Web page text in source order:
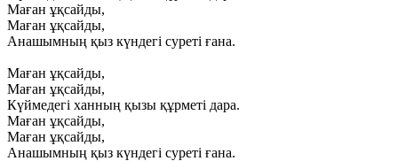
Маған ұқсайды,
Маған ұқсайды,
Анашымның қыз күндегі суреті ғана.
Маған ұқсайды,
Маған ұқсайды,
Күймедегі ханның қызы құрметі дара.
Маған ұқсайды,
Маған ұқсайды,
Анашымның қыз күндегі суреті ғана.